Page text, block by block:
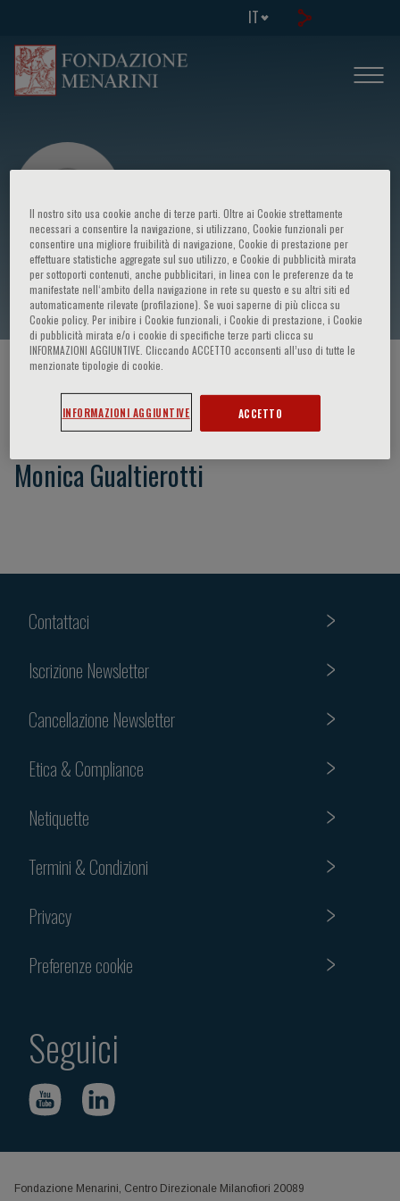
IT
Monica Gualtierotti
HOME PAGE / CORSI ED EVENTI
Monica Gualtierotti
Contattaci
Iscrizione Newsletter
Cancellazione Newsletter
Etica & Compliance
Netiquette
Termini & Condizioni
Privacy
Preferenze cookie
Seguici
Fondazione Menarini, Centro Direzionale Milanofiori 20089
Il nostro sito usa cookie anche di terze parti. Oltre ai Cookie strettamente
necessari a consentire la navigazione, si utilizzano, Cookie funzionali per
consentire una migliore fruibilità di navigazione, Cookie di prestazione per
effettuare statistiche aggregate sul suo utilizzo, e Cookie di pubblicità mirata
per sottoporti contenuti, anche pubblicitari, in linea con le preferenze da te
manifestate nell‘ambito della navigazione in rete su questo e su altri siti ed
automaticamente rilevate (profilazione). Se vuoi saperne di più clicca su
Cookie policy. Per inibire i Cookie funzionali, i Cookie di prestazione, i Cookie
di pubblicità mirata e/o i cookie di specifiche terze parti clicca su
INFORMAZIONI AGGIUNTIVE. Cliccando ACCETTO acconsenti all’uso di tutte le
menzionate tipologie di cookie.
INFORMAZIONI AGGIUNTIVE ACCETTO